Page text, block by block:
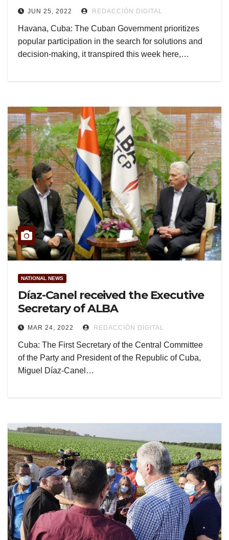
JUN 25, 2022 REDACCIÓN DIGITAL
Havana, Cuba: The Cuban Government prioritizes
popular participation in the search for solutions and
decision-making, it transpired this week here,…
NATIONAL NEWS
Díaz-Canel received the Executive
Secretary of ALBA
MAR 24, 2022 REDACCIÓN DIGITAL
Cuba: The First Secretary of the Central Committee
of the Party and President of the Republic of Cuba,
Miguel Díaz-Canel…